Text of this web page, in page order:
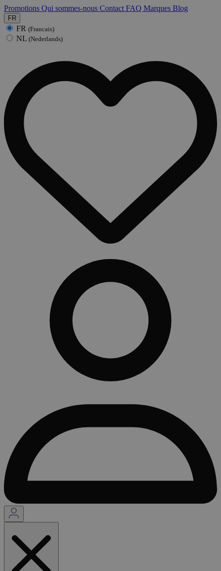
Promotions Qui sommes-nous Contact FAQ Marques Blog
FR
FR (Francais)
NL (Nederlands)